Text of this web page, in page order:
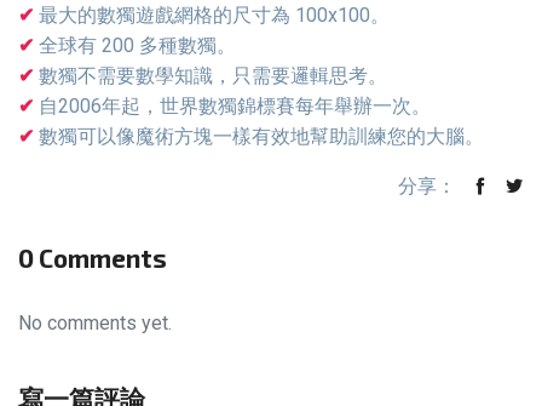
最大的數獨遊戲網格的尺寸為 100x100。
全球有 200 多種數獨。
數獨不需要數學知識，只需要邏輯思考。
自2006年起，世界數獨錦標賽每年舉辦一次。
數獨可以像魔術方塊一樣有效地幫助訓練您的大腦。
分享：
0 Comments
No comments yet.
寫一篇評論